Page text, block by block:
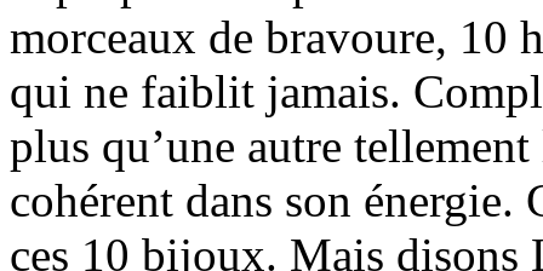
morceaux de bravoure, 10
qui ne faiblit jamais.
plus qu’une autre
cohérent dans son énergie.
ces 10 bijoux. Mais disons